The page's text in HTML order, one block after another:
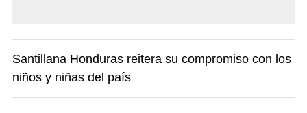
Santillana Honduras reitera su compromiso con los
niños y niñas del país